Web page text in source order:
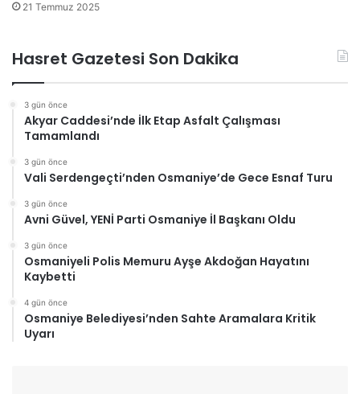
21 Temmuz 2025
Hasret Gazetesi Son Dakika
3 gün önce
Akyar Caddesi’nde İlk Etap Asfalt Çalışması
Tamamlandı
3 gün önce
Vali Serdengeçti’nden Osmaniye’de Gece Esnaf Turu
3 gün önce
Avni Güvel, YENİ Parti Osmaniye İl Başkanı Oldu
3 gün önce
Osmaniyeli Polis Memuru Ayşe Akdoğan Hayatını
Kaybetti
4 gün önce
Osmaniye Belediyesi’nden Sahte Aramalara Kritik
Uyarı